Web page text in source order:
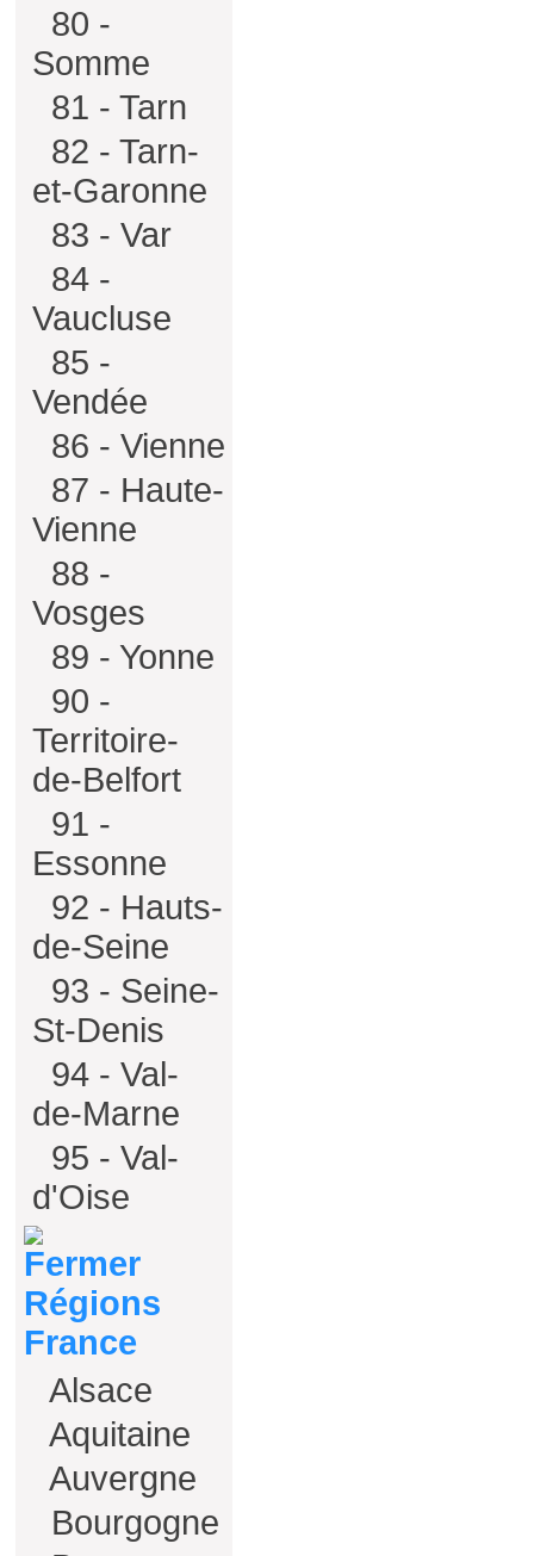
80 -
Somme
81 - Tarn
82 - Tarn-
et-Garonne
83 - Var
84 -
Vaucluse
85 -
Vendée
86 - Vienne
87 - Haute-
Vienne
88 -
Vosges
89 - Yonne
90 -
Territoire-
de-Belfort
91 -
Essonne
92 - Hauts-
de-Seine
93 - Seine-
St-Denis
94 - Val-
de-Marne
95 - Val-
d'Oise
Régions
France
Alsace
Aquitaine
Auvergne
Bourgogne